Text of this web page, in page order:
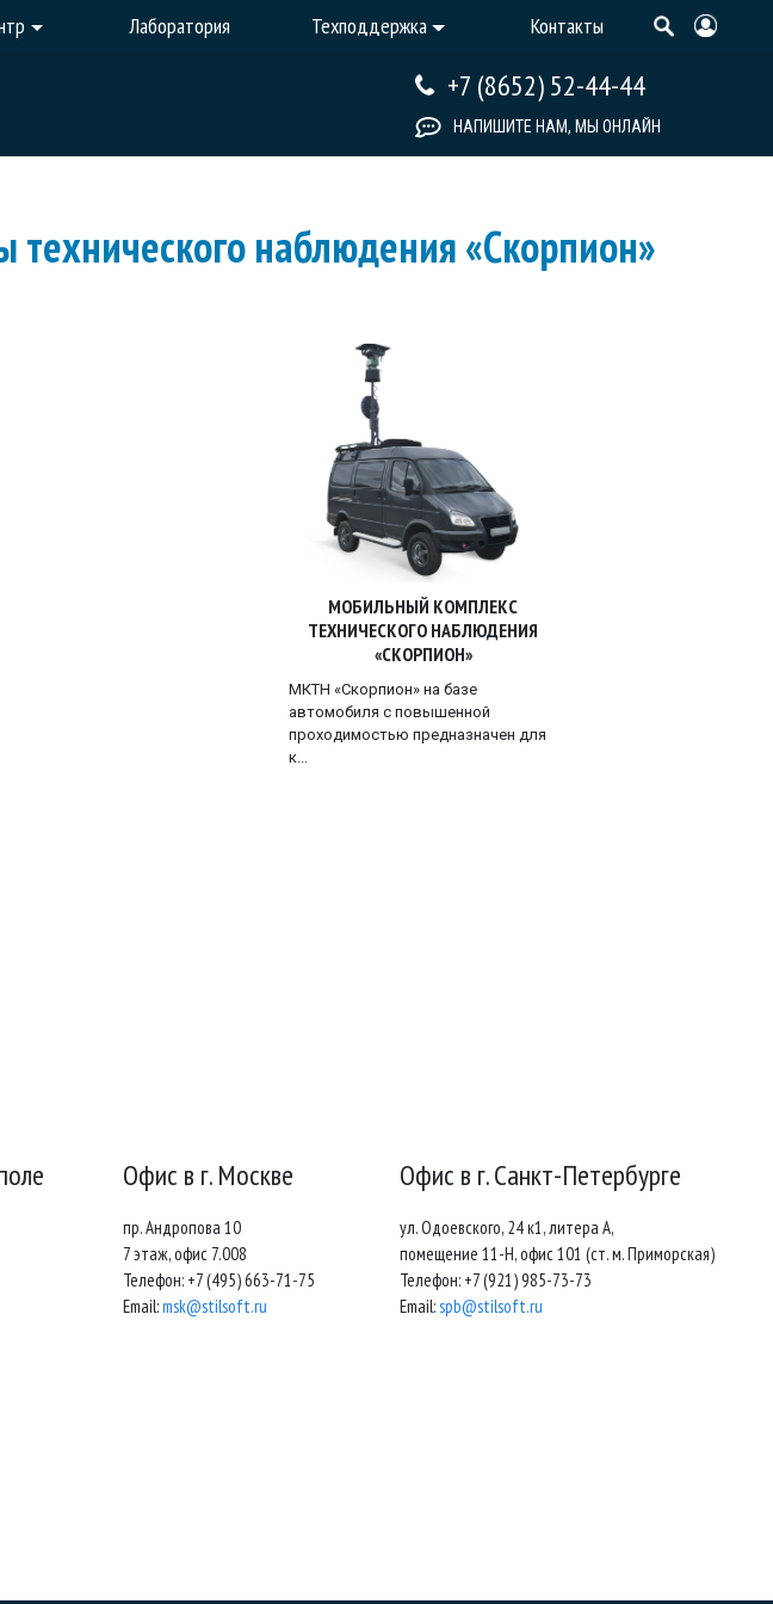
Лаборатория Техподдержка Контакты
+7 (8652) 52-44-44
НАПИШИТЕ НАМ, МЫ ОНЛАЙН
наблюдения «Скорпион»
МОБИЛЬНЫЙ КОМПЛЕКС
ТЕХНИЧЕСКОГО НАБЛЮДЕНИЯ
«СКОРПИОН»
МКТН «Скорпион» на базе
автомобиля с повышенной
проходимостью предназначен для
к...
Офис в г. Москве
пр. Андропова 10
7 этаж, офис 7.008
Телефон: +7 (495) 663-71-75
Email:msk@stilsoft.ru
Офис в г. Санкт-Петербурге
ул. Одоевского, 24 к1, литера А,
помещение 11-Н, офис 101 (ст. м. Приморская)
Телефон: +7 (921) 985-73-73
Email:spb@stilsoft.ru